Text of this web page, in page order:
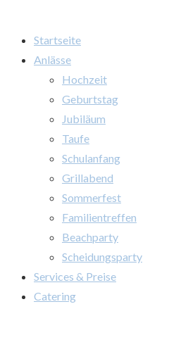
Startseite
Anlässe
Hochzeit
Geburtstag
Jubiläum
Taufe
Schulanfang
Grillabend
Sommerfest
Familientreffen
Beachparty
Scheidungsparty
Services & Preise
Catering